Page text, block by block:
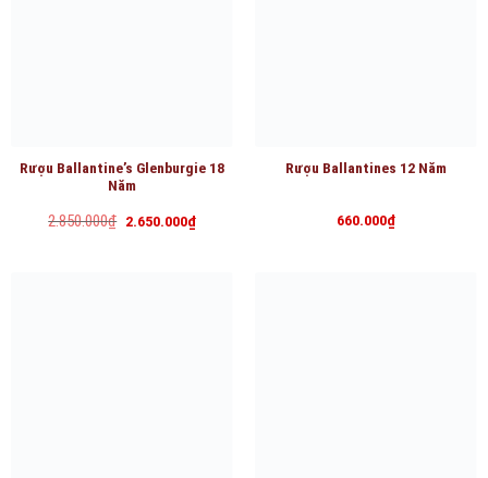
Rượu Ballantine’s Glenburgie 18
Năm
2.850.000₫ Giá
2.650.000₫Giá
hiện
Rượu Ballantines 12 Năm
660.000₫